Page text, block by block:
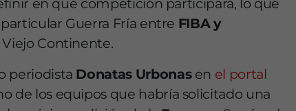
en qué competición participará, lo que
Guerra Fría entre FIBA y
Continente.
periodista Donatas Urbonas en el portal
de los equipos que habría solicitado una